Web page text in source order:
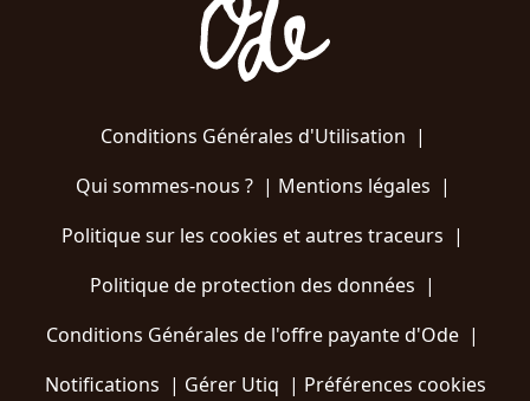
Conditions Générales d'Utilisation |
Qui sommes-nous ?| Mentions légales |
Politique sur les cookies et autres traceurs |
Politique de protection des données |
Conditions Générales de l'offre payante d'Ode |
Notifications | Gérer Utiq | Préférences cookies